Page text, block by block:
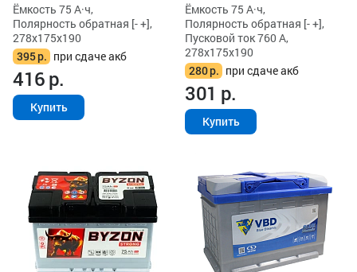
Ёмкость 75 А·ч,
Полярность обратная [- +],
278x175x190
395р. при сдаче акб
416р.
Купить
Ёмкость 75 А·ч,
Полярность обратная [- +],
Пусковой ток 760 А,
278x175x190
280р. при сдаче акб
301 р.
Купить